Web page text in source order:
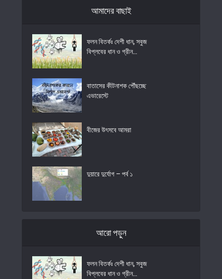
আমাদের বাছাই
ফলন বিতর্কঃ দেশী ধান, সবুজ
বিপ্লবের ধান ও গ্রীন...
বাতাসের কীটনাশক পৌঁছচ্ছে
এভারেস্টে
বীজের উৎসবে আমরা
দুয়ারে দুর্যোগ – পর্ব ১
আরো পড়ুন
ফলন বিতর্কঃ দেশী ধান, সবুজ
বিপ্লবের ধান ও গ্রীন...